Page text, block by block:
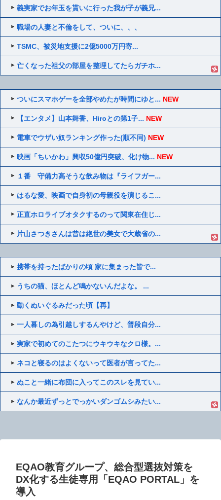
義実家でお年玉を貰いに行った我が子が義兄...
職場の人妻と不倫をして、ついに、、、
TSMC、被災地支援に2億5000万円寄...
亡くなった祖父の部屋を整理してたらガチホ...
ついにスマホゲーを全部やめたが時間にゆと... NEW
【エンタメ】山本舞香、Hiroとの第1子... NEW
電車でウザい奴ランキング作った(順不同) NEW
映画「ちいかわ」興収50億円突破、化け物... NEW
１番 守備力高そうな飲み物は『ライフガー...
はるな愛、映画で自身初の母親役を演じるこ...
正直ホロライブオタクするのって関東在住じ...
片山さつきさんは昔は絶世の美女で大蔵省の...
携帯を持ったばかりの頃 家に集まった皆で...
うちの猫、ほとんど鳴かないんだよな。 ...
動くぬいぐるみだった頃【再】
一人暮しの為引越しするんやけど、普段自分...
実家で初めてのこたつにウキウキなクロ様。...
ネコと寝るのはよくないって医者が言ってた...
ぬこと一緒に布団に入ってこのスレを見てい...
なんか最近ずっとでっかいダンゴムシみたい...
EQAO教育グループ、総合型選抜対策を
DX化する生徒専用「EQAO PORTAL」を
導入